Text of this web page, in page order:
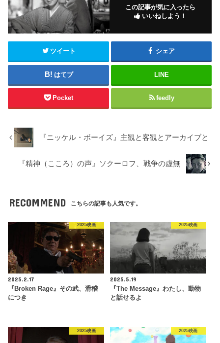
この記事が気に入ったら
いいねしよう！
ツイート シェア
はてブ LINE
Pocket feedly
『ニッケル・ボーイズ』主観と客観とアーカイブと
『精神（こころ）の声』ソクーロフ、戦争の虚無
RECOMMEND こちらの記事も人気です。
2025映画
2025.2.17
『Broken Rage』その武、滑稽
につき
2025映画
2025.5.19
『The Message』わたし、動物
と話せるよ
2025映画 2025映画